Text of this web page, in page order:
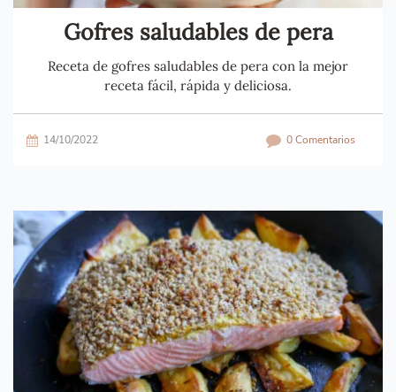
Gofres saludables de pera
Receta de gofres saludables de pera con la mejor
receta fácil, rápida y deliciosa.
14/10/2022 0 Comentarios